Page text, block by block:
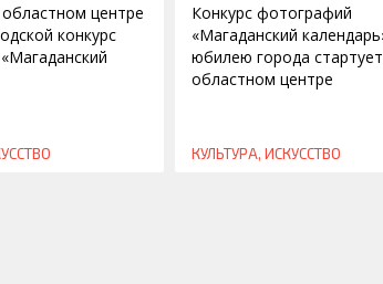
центре
конкурс
Конкурс фотографий
«Магаданский
юбилею города
областном центре
КУЛЬТУРА, ИСКУССТВО